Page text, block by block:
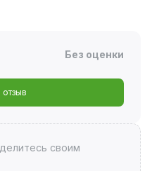
Без оценки
отзыв
своим